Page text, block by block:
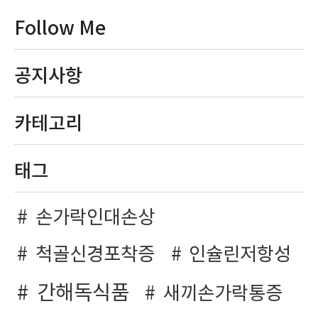
Follow Me
공지사항
카테고리
태그
손가락인대손상
척골신경포착증
인슐린저항성
간해독식품
새끼손가락통증